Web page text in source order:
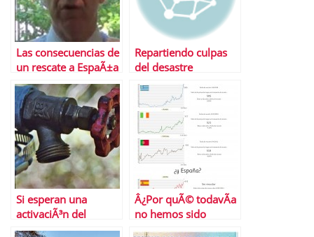
Las consecuencias de
un rescate a EspaÃ±a
Repartiendo culpas
del desastre
inmobiliario
Â¿CÃ³mo hemos
llegado hasta aquÃ­ y
quÃ© hacer ahora
con tu piso?
Si esperan una
activaciÃ³n del
crÃ©dito van listos
Â¿Por quÃ© todavÃ­a
no hemos sido
rescatados?